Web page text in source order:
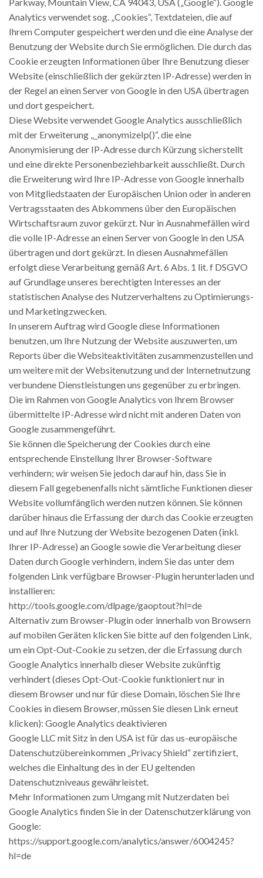
Analytics verwendet sog. „Cookies“, Textdateien, die auf
Ihrem Computer gespeichert werden und die eine Analyse der
Benutzung der Website durch Sie ermöglichen. Die durch das
Cookie erzeugten Informationen über Ihre Benutzung dieser
Website (einschließlich der gekürzten IP-Adresse) werden in
der Regel an einen Server von Google in den USA übertragen
und dort gespeichert.
Diese Website verwendet Google Analytics ausschließlich
mit der Erweiterung „_anonymizeIp()“, die eine
Anonymisierung der IP-Adresse durch Kürzung sicherstellt
und eine direkte Personenbeziehbarkeit ausschließt. Durch
die Erweiterung wird Ihre IP-Adresse von Google innerhalb
von Mitgliedstaaten der Europäischen Union oder in anderen
Vertragsstaaten des Abkommens über den Europäischen
Wirtschaftsraum zuvor gekürzt. Nur in Ausnahmefällen wird
die volle IP-Adresse an einen Server von Google in den USA
übertragen und dort gekürzt. In diesen Ausnahmefällen
erfolgt diese Verarbeitung gemäß Art. 6 Abs. 1 lit. f DSGVO
auf Grundlage unseres berechtigten Interesses an der
statistischen Analyse des Nutzerverhaltens zu Optimierungs-
und Marketingzwecken.
In unserem Auftrag wird Google diese Informationen
benutzen, um Ihre Nutzung der Website auszuwerten, um
Reports über die Websiteaktivitäten zusammenzustellen und
um weitere mit der Websitenutzung und der Internetnutzung
verbundene Dienstleistungen uns gegenüber zu erbringen.
Die im Rahmen von Google Analytics von Ihrem Browser
übermittelte IP-Adresse wird nicht mit anderen Daten von
Google zusammengeführt.
Sie können die Speicherung der Cookies durch eine
entsprechende Einstellung Ihrer Browser-Software
verhindern; wir weisen Sie jedoch darauf hin, dass Sie in
diesem Fall gegebenenfalls nicht sämtliche Funktionen dieser
Website vollumfänglich werden nutzen können. Sie können
darüber hinaus die Erfassung der durch das Cookie erzeugten
und auf Ihre Nutzung der Website bezogenen Daten (inkl.
Ihrer IP-Adresse) an Google sowie die Verarbeitung dieser
Daten durch Google verhindern, indem Sie das unter dem
folgenden Link verfügbare Browser-Plugin herunterladen und
installieren:
http://tools.google.com/dlpage/gaoptout?hl=de
Alternativ zum Browser-Plugin oder innerhalb von Browsern
auf mobilen Geräten klicken Sie bitte auf den folgenden Link,
um ein Opt-Out-Cookie zu setzen, der die Erfassung durch
Google Analytics innerhalb dieser Website zukünftig
verhindert (dieses Opt-Out-Cookie funktioniert nur in
diesem Browser und nur für diese Domain, löschen Sie Ihre
Cookies in diesem Browser, müssen Sie diesen Link erneut
klicken): Google Analytics deaktivieren
Google LLC mit Sitz in den USA ist für das us-europäische
Datenschutzübereinkommen „Privacy Shield“ zertifiziert,
welches die Einhaltung des in der EU geltenden
Datenschutzniveaus gewährleistet.
Mehr Informationen zum Umgang mit Nutzerdaten bei
Google Analytics finden Sie in der Datenschutzerklärung von
Google:
https://support.google.com/analytics/answer/6004245?
hl=de